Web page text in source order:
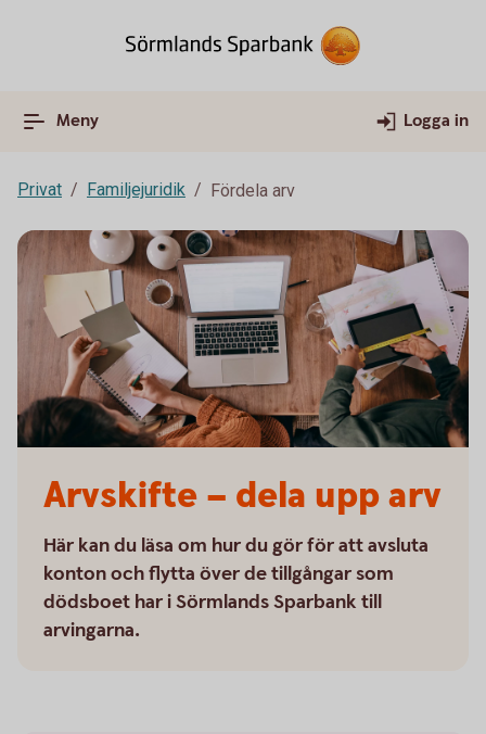
Meny Logga in
Privat Familjejuridik Fördela arv
Arvskifte – dela upp arv
Här kan du läsa om hur du gör för att avsluta
konton och flytta över de tillgångar som
dödsboet har i Sörmlands Sparbank till
arvingarna.